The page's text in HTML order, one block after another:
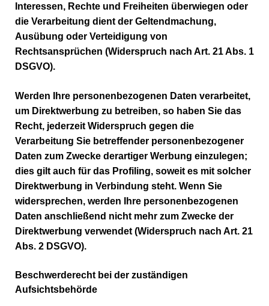
Interessen, Rechte und Freiheiten überwiegen oder
die Verarbeitung dient der Geltendmachung,
Ausübung oder Verteidigung von
Rechtsansprüchen (Widerspruch nach Art. 21 Abs. 1
DSGVO).
Werden Ihre personenbezogenen Daten verarbeitet,
um Direktwerbung zu betreiben, so haben Sie das
Recht, jederzeit Widerspruch gegen die
Verarbeitung Sie betreffender personenbezogener
Daten zum Zwecke derartiger Werbung einzulegen;
dies gilt auch für das Profiling, soweit es mit solcher
Direktwerbung in Verbindung steht. Wenn Sie
widersprechen, werden Ihre personenbezogenen
Daten anschließend nicht mehr zum Zwecke der
Direktwerbung verwendet (Widerspruch nach Art. 21
Abs. 2 DSGVO).
Beschwerderecht bei der zuständigen
Aufsichtsbehörde